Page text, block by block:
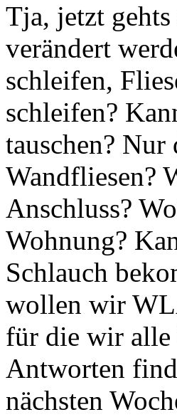
Tja, jetzt
verändert
schleifen,
schleifen?
tauschen?
Wandfliesen?
Anschluss?
Wohnung?
Schlauch
wollen wir
für die wir alle
Antworten
nächsten